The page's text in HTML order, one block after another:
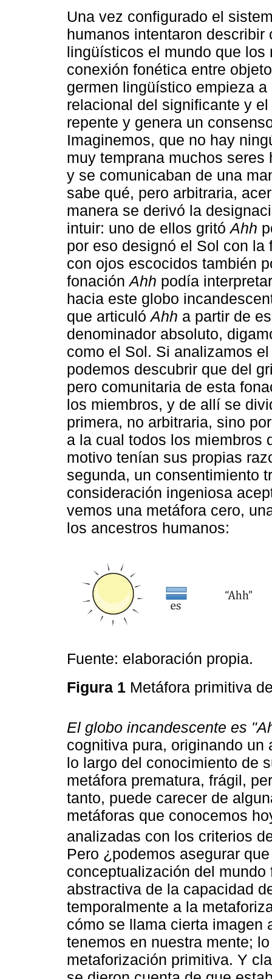
Una vez configurado el
humanos intentaron
lingüísticos el mundo que los
conexión fonética entre
germen lingüístico empieza
relacional del significante y
repente y genera un
Imaginemos, que no hay
muy temprana muchos
y se comunicaban de una
sabe qué, pero arbitraria,
manera se derivó la
intuir: uno de ellos gritóAhh
por eso designó el Sol con
con ojos escocidos también
fonaciónAhh podía
hacia este globo
que articulóAhh a partir de
denominador absoluto,
como el Sol. Si analizamos
podemos descubrir que del
pero comunitaria de esta
los miembros, y de allí se
primera, no arbitraria, sino
a la cual todos los miembros
motivo tenían sus propias
segunda, un consentimiento
consideración ingeniosa
vemos una metáfora cero,
los ancestros humanos:
Fuente: elaboración propia.
Figura 1 Metáfora primitiva
El globo incandescente es
cognitiva pura, originando
lo largo del conocimiento de
metáfora prematura, frágil,
tanto, puede carecer de
metáforas que conocemos
analizadas con los criterios
Pero ¿podemos asegurar
conceptualización del
abstractiva de la capacidad
temporalmente a la
cómo se llama cierta imagen
tenemos en nuestra mente;
metaforización primitiva. Y